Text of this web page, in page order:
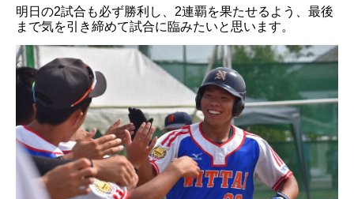
明日の2試合も必ず勝利し、2連覇を果たせるよう、最後
まで気を引き締めて試合に臨みたいと思います。